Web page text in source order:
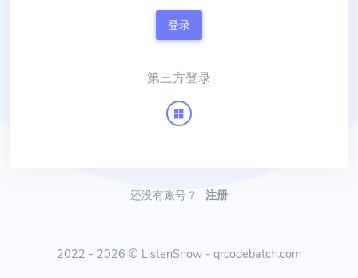
登录
第三方登录
还没有账号？ 注册
2022 - 2026 © ListenSnow - qrcodebatch.com